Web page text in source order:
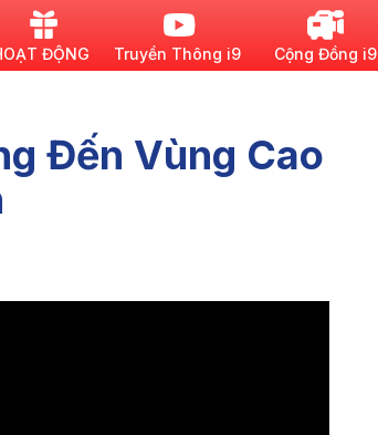
ĐỘNG Truyền Thông i9 Cộng Đồng i9
Đến Vùng Cao